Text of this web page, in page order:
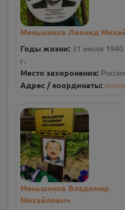
Меньшиков Леонид
Годы жизни: 31 июля 1940
г.
Место захоронения:
Адрес / координаты:
Меньшиков Владимир
Михайлович